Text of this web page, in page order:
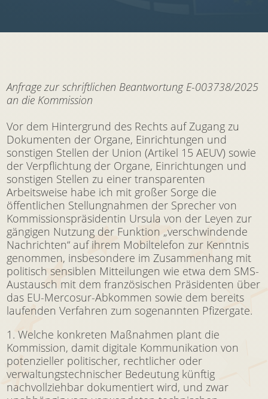
Anfrage zur schriftlichen Beantwortung E-003738/2025
an die Kommission
Vor dem Hintergrund des Rechts auf Zugang zu
Dokumenten der Organe, Einrichtungen und
sonstigen Stellen der Union (Artikel 15 AEUV) sowie
der Verpflichtung der Organe, Einrichtungen und
sonstigen Stellen zu einer transparenten
Arbeitsweise habe ich mit großer Sorge die
öffentlichen Stellungnahmen der Sprecher von
Kommissionspräsidentin Ursula von der Leyen zur
gängigen Nutzung der Funktion „verschwindende
Nachrichten“ auf ihrem Mobiltelefon zur Kenntnis
genommen, insbesondere im Zusammenhang mit
politisch sensiblen Mitteilungen wie etwa dem SMS-
Austausch mit dem französischen Präsidenten über
das EU-Mercosur-Abkommen sowie dem bereits
laufenden Verfahren zum sogenannten Pfizergate.
Welche konkreten Maßnahmen plant die
Kommission, damit digitale Kommunikation von
potenzieller politischer, rechtlicher oder
verwaltungstechnischer Bedeutung künftig
nachvollziehbar dokumentiert wird, und zwar